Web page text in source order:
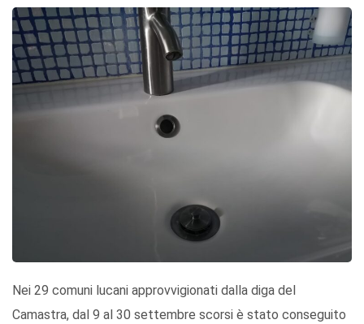
Nei 29 comuni lucani approvvigionati dalla diga del
Camastra, dal 9 al 30 settembre scorsi è stato conseguito